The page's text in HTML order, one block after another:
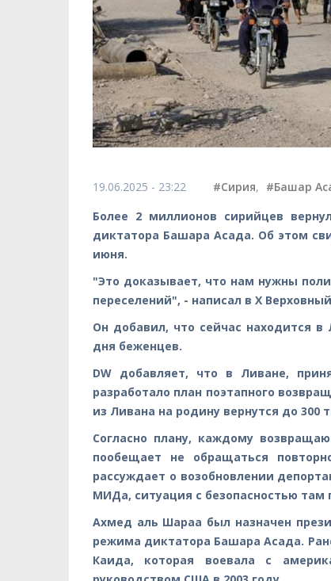
19.06.2025 - 23:22 #Сирия, #Башар
Более 2 миллионов сирийцев
диктатора Башара Асада. Об этом
июня.
"Это доказывает, что нам нужны
переселений", - написал в X
Он добавил, что сейчас находится
дня беженцев.
DW добавляет, что в Ливане,
разработало план поэтапного
из Ливана на родину вернутся до 300
Согласно плану, каждому
пообещает не обращаться
рассуждает о возобновлении
МИДа, ситуация с безопасностью там
Ахмед аль Шараа был назначен
режима диктатора Башара Асада.
Каида, которая воевала с